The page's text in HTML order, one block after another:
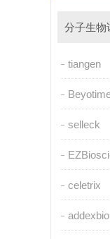
分子生物
tiangen
selleck
celetrix
addexbio